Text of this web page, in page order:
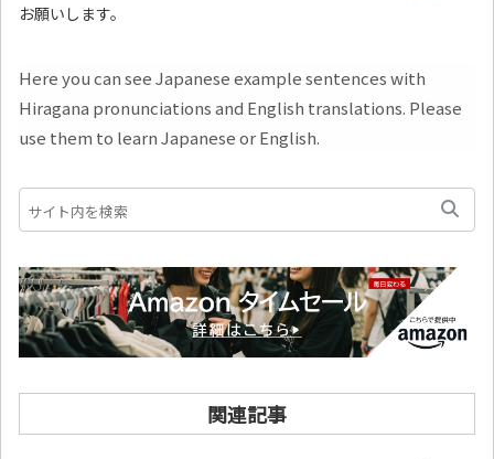
お願いします。
Here you can see Japanese example sentences with
Hiragana pronunciations and English translations. Please
use them to learn Japanese or English.
関連記事